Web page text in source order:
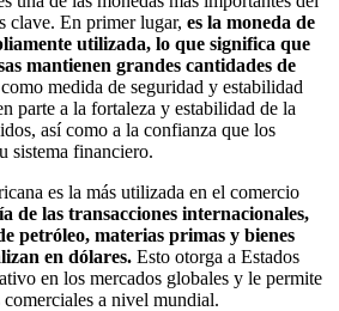
clave. En primer lugar, es la moneda de
utilizada, lo que significa que
mantienen grandes cantidades de
como medida de seguridad y estabilidad
parte a la fortaleza y estabilidad de la
así como a la confianza que los
sistema financiero.
es la más utilizada en el comercio
de las transacciones internacionales,
petróleo, materias primas y bienes
en dólares. Esto otorga a Estados
en los mercados globales y le permite
a nivel mundial.